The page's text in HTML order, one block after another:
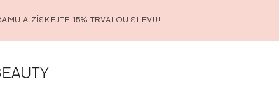
A ZÍSKEJTE 15% TRVALOU SLEVU!